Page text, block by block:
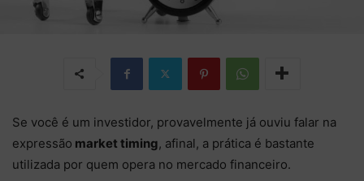
Se você é um investidor, provavelmente já ouviu falar na
expressão market timing, afinal, a prática é bastante
utilizada por quem opera no mercado financeiro.